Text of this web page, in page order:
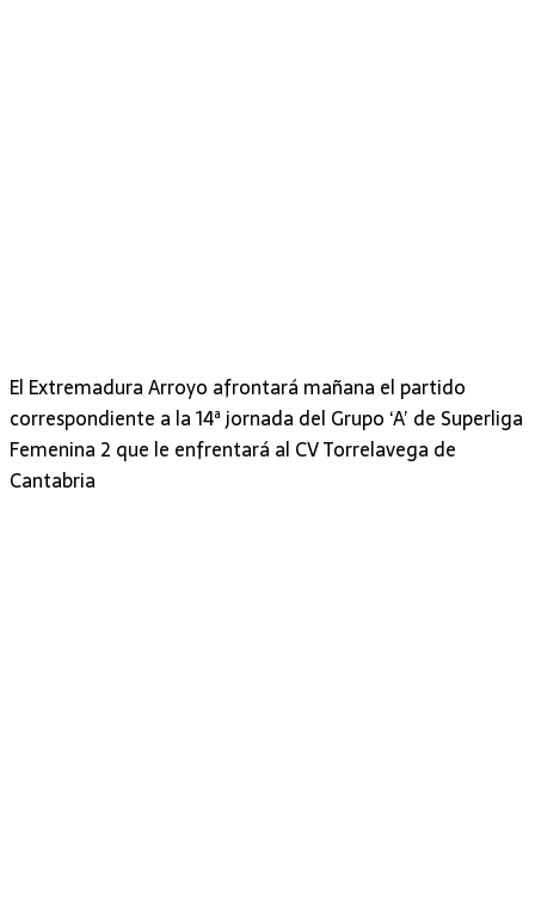
El Extremadura Arroyo afrontará mañana el partido
correspondiente a la 14ª jornada del Grupo ‘A’ de Superliga
Femenina 2 que le enfrentará al CV Torrelavega de
Cantabria